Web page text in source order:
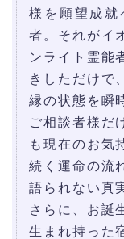
様を願望成就
者。それがイ
ンライト霊能
きしただけで
縁の状態を瞬
ご相談者様だ
も現在のお気
続く運命の流
語られない真
さらに、お誕
生まれ持った